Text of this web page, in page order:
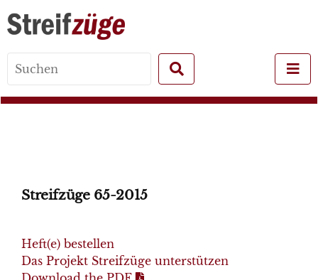
for:
Streifzüge 65-2015
Heft(e) bestellen
Das Projekt Streifzüge unterstützen